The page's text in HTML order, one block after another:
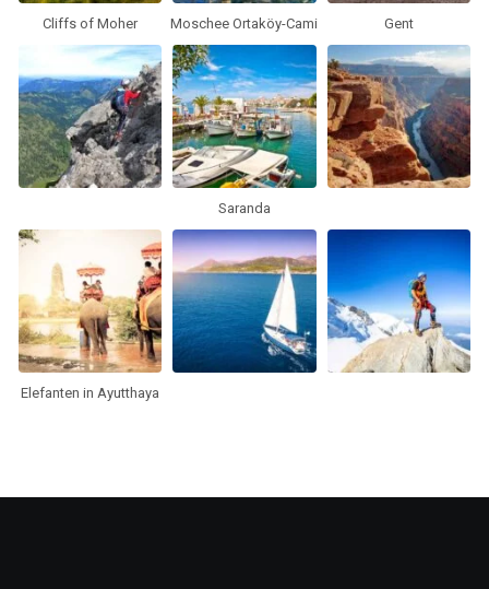
Cliffs of Moher Moschee Ortaköy-Cami Gent
Saranda
Elefanten in Ayutthaya